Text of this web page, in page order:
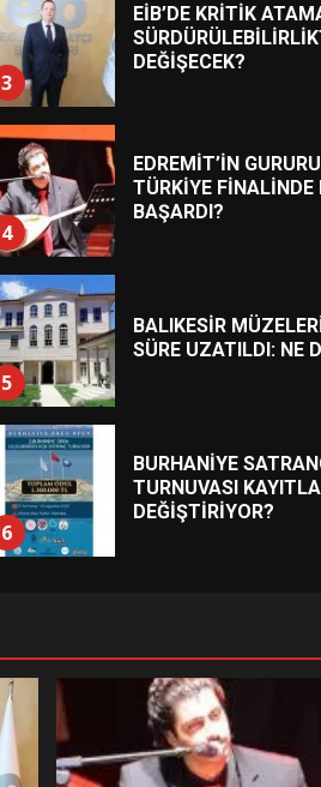
3
EİB’DE KRİTİK
DEĞİŞECEK?
4
EDREMİT’İN GURURU
TÜRKİYE FİNALİNDE
BAŞARDI?
5
BALIKESİR
SÜRE UZATILDI: NE
6
BURHANİYE
TURNUVASI
DEĞİŞTİRİYOR?
7
YÖNETİM NASIL
AYVALIK SU MİRASI